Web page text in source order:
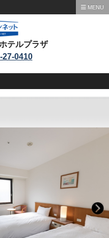
MENU
テルプラザ
27-0410